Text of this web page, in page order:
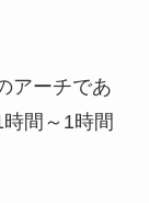
アーチであ
間～1時間